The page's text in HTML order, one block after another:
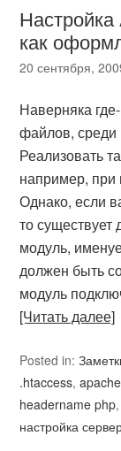
как
20 сентября,
Наверняка
файлов,
Реализовать
например, при
Однако, если
то
модуль,
должен быть
модуль
[Читать далее]
Posted in:
.htaccess,apache
headername php,
настройка